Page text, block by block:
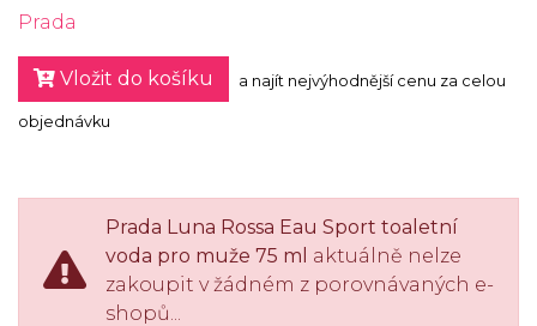
Prada
Vložit do košíku a najít nejvýhodnější cenu za celou
objednávku
Prada Luna Rossa Eau Sport toaletní
voda pro muže 75 ml aktuálně nelze
zakoupit v žádném z porovnávaných e-
shopů...